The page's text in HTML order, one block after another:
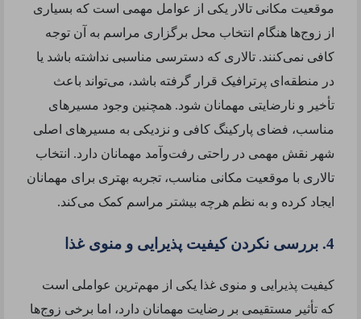
موقعیت مکانی تالار یکی از عوامل مهمی است که بسیاری
از زوج‌ها هنگام انتخاب محل برگزاری مراسم به آن توجه
کافی نمی‌کنند. تالاری که دسترسی مناسبی نداشته باشد یا
در منطقه‌ای پرترافیک قرار گرفته باشد، می‌تواند باعث
تأخیر و نارضایتی مهمانان شود. همچنین وجود مسیرهای
مناسب، فضای پارکینگ کافی و نزدیکی به مسیرهای اصلی
شهر نقش مهمی در راحتی رفت‌وآمد مهمانان دارد. انتخاب
تالاری با موقعیت مکانی مناسب، تجربه بهتری برای مهمانان
ایجاد کرده و به نظم هرچه بیشتر مراسم کمک می‌کند.
4. بررسی نکردن کیفیت پذیرایی و منوی غذا
کیفیت پذیرایی و منوی غذا یکی از مهم‌ترین عواملی است
که تأثیر مستقیمی بر رضایت مهمانان دارد، اما برخی زوج‌ها